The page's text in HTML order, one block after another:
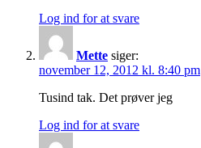
Log ind for at svare
Mette siger:
november 12, 2012 kl. 8:40 pm
Tusind tak. Det prøver jeg
Log ind for at svare